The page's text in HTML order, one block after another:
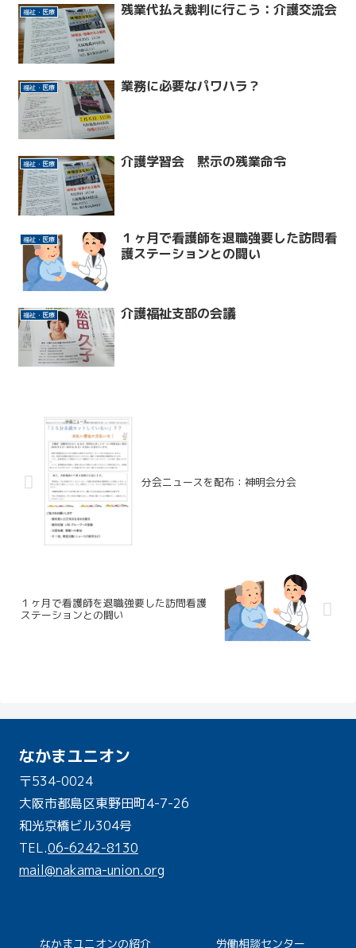
福祉・医療 残業代払え裁判に行こう：介護交流会
福祉・医療 業務に必要なパワハラ？
福祉・医療 介護学習会 黙示の残業命令
福祉・医療
１ヶ月で看護師を退職強要した訪問看
護ステーションとの闘い
福祉・医療 介護福祉支部の会議
分会ニュースを配布：神明会分会
１ヶ月で看護師を退職強要した訪問看護
ステーションとの闘い
なかまユニオン
〒534-0024
大阪市都島区東野田町4-7-26
和光京橋ビル304号
TEL.06-6242-8130
mail@nakama-union.org
なかまユニオンの紹介 労働相談センター